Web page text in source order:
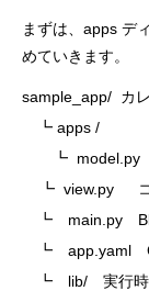
まずは、appsデ
めていきます。
sample_app/  カ
┗ apps /
┗  model.py　
┗  view.py  　
┗　main.py　
┗　app.yaml　
┗　lib/　実行時